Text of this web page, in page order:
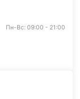
Пн-Вс: 09:00 - 21:00